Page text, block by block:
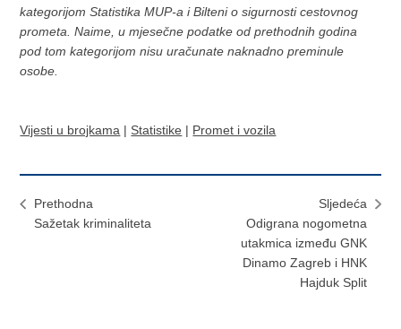
kategorijom Statistika MUP-a i Bilteni o sigurnosti cestovnog
prometa. Naime, u mjesečne podatke od prethodnih godina
pod tom kategorijom nisu uračunate naknadno preminule
osobe.
Vijesti u brojkama | Statistike | Promet i vozila
Prethodna
Sažetak kriminaliteta
Sljedeća
Odigrana nogometna
utakmica između GNK
Dinamo Zagreb i HNK
Hajduk Split